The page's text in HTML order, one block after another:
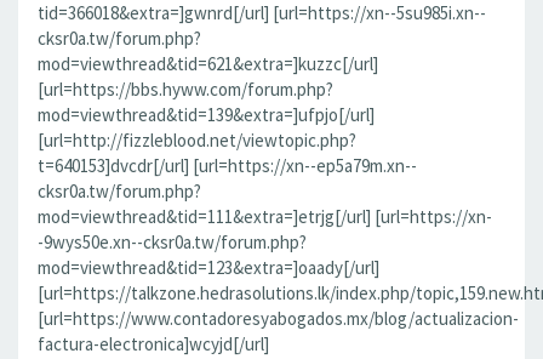
tid=366018&extra=]gwnrd[/url] [url=https://xn--5su985i.xn--
cksr0a.tw/forum.php?
mod=viewthread&tid=621&extra=]kuzzc[/url]
[url=https://bbs.hyww.com/forum.php?
mod=viewthread&tid=139&extra=]ufpjo[/url]
[url=http://fizzleblood.net/viewtopic.php?
t=640153]dvcdr[/url] [url=https://xn--ep5a79m.xn--
cksr0a.tw/forum.php?
mod=viewthread&tid=111&extra=]etrjg[/url] [url=https://xn-
-9wys50e.xn--cksr0a.tw/forum.php?
mod=viewthread&tid=123&extra=]oaady[/url]
[url=https://talkzone.hedrasolutions.lk/index.php/
[url=https://www.contadoresyabogados.mx/blog/actualizacion-
factura-electronica]wcyjd[/url]